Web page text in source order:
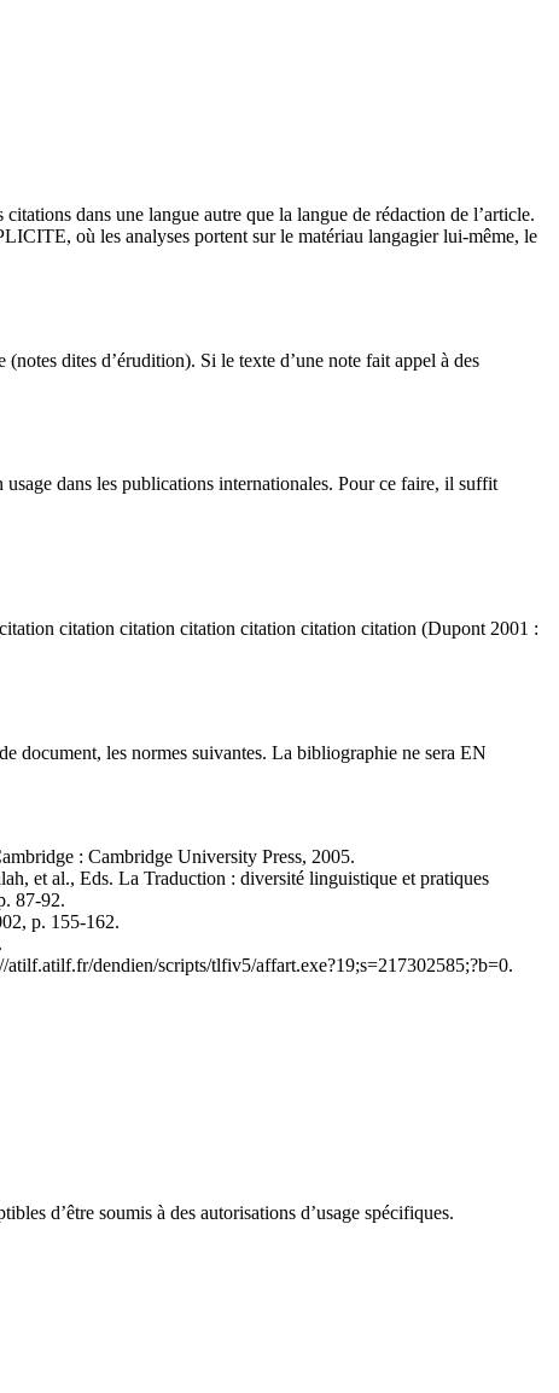
dans une langue autre que la langue de rédaction de l’article.
où les analyses portent sur le matériau langagier lui-même, le
dites d’érudition). Si le texte d’une note fait appel à des
dans les publications internationales. Pour ce faire, il suffit
citation citation citation citation citation citation (Dupont 2001 :
document, les normes suivantes. La bibliographie ne sera EN
: Cambridge University Press, 2005.
et al., Eds. La Traduction : diversité linguistique et pratiques
87-92.
p. 155-162.
dendien/scripts/tlfiv5/affart.exe?19;s=217302585;?b=0.
d’être soumis à des autorisations d’usage spécifiques.